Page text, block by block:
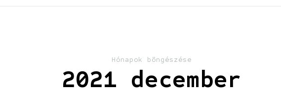
Hónapok böngészése
2021 december